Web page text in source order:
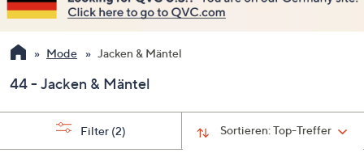
sind,
verwenden
Sie
Pfeiltasten
nach
und
Mode Jacken & Mäntel
44 - Jacken & Mäntel
Sortieren:Top-Treffer
Filter (2)